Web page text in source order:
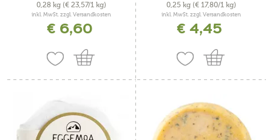
0,28 kg (€ 23,57/1 kg)
inkl. MwSt. zzgl. Versandkosten
€ 6,60
0,25 kg (€ 17,80/1 kg)
inkl. MwSt. zzgl. Versandkosten
€ 4,45